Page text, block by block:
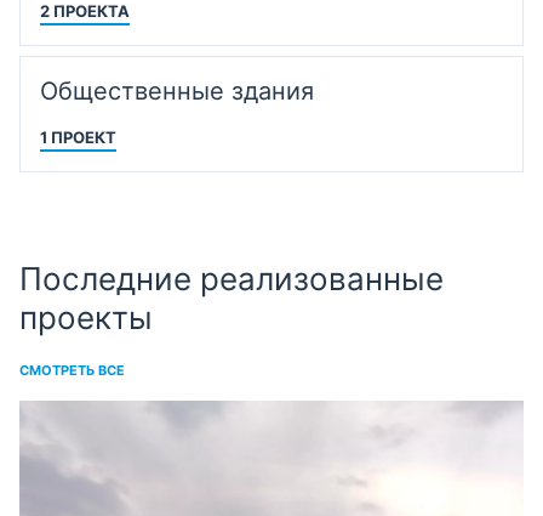
2 ПРОЕКТА
Общественные здания
1 ПРОЕКТ
Последние реализованные
проекты
СМОТРЕТЬ ВСЕ